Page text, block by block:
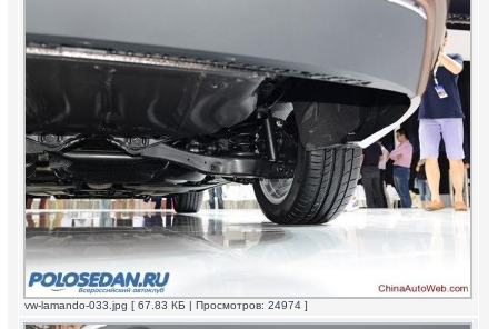
vw-lamando-033.jpg [ 67.83 КБ | Просмотров: 24974 ]